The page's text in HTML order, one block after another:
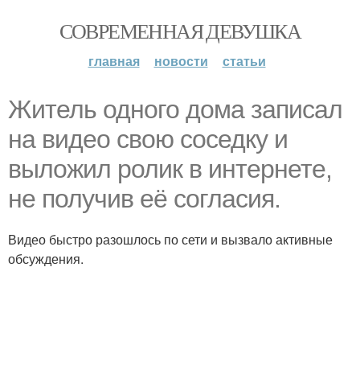
СОВРЕМЕННАЯ ДЕВУШКА
главная новости статьи
Житель одного дома записал
на видео свою соседку и
выложил ролик в интернете,
не получив её согласия.
Видео быстро разошлось по сети и вызвало активные
обсуждения.